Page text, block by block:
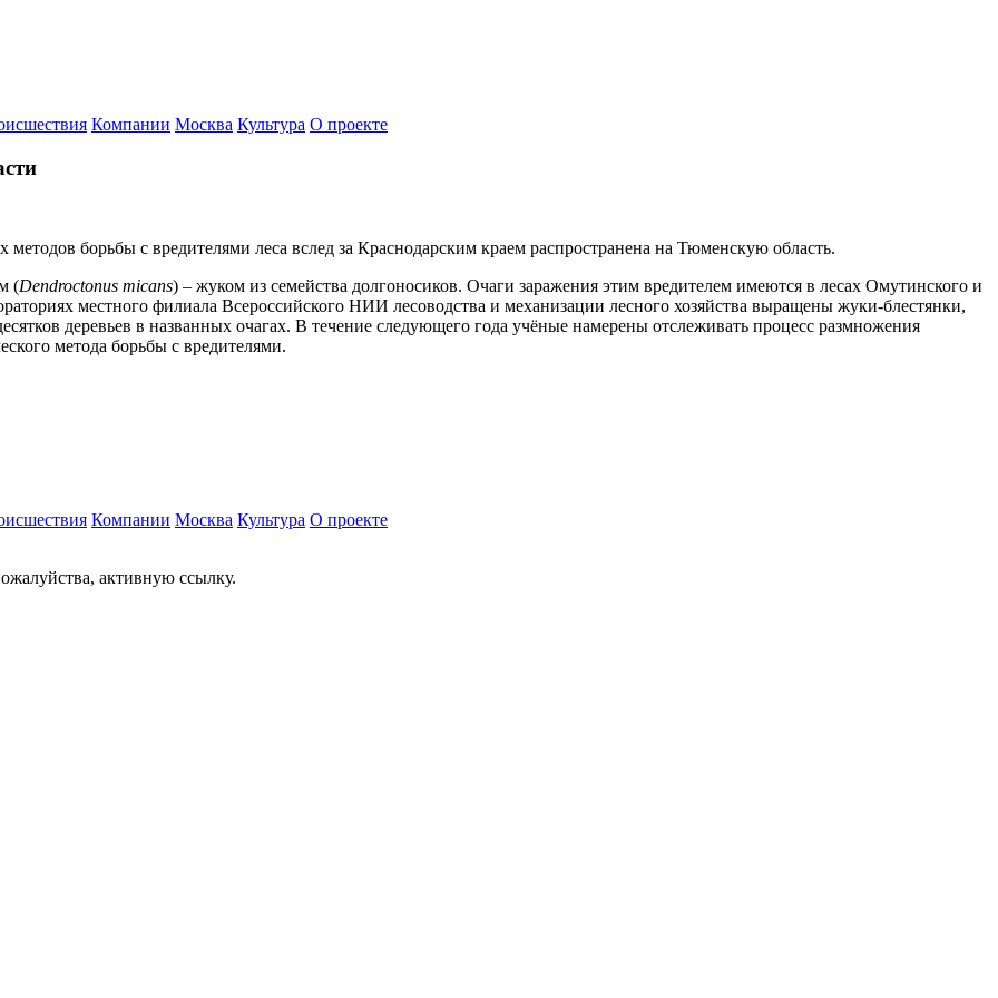
Компании Москва Культура О проекте
борьбы с вредителями леса вслед за Краснодарским краем распространена на Тюменскую область.
(Dendroctonus micans) – жуком из семейства долгоносиков. Очаги заражения этим вредителем имеются в лесах Омутинского и
местного филиала Всероссийского НИИ лесоводства и механизации лесного хозяйства выращены жуки-блестянки,
деревьев в названных очагах. В течение следующего года учёные намерены отслеживать процесс размножения
метода борьбы с вредителями.
Компании Москва Культура О проекте
активную ссылку.